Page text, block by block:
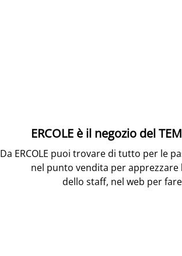
ERCOLE è il negozio del
Da ERCOLE puoi trovare di tutto per le
nel punto vendita per
dello staff, nel web per